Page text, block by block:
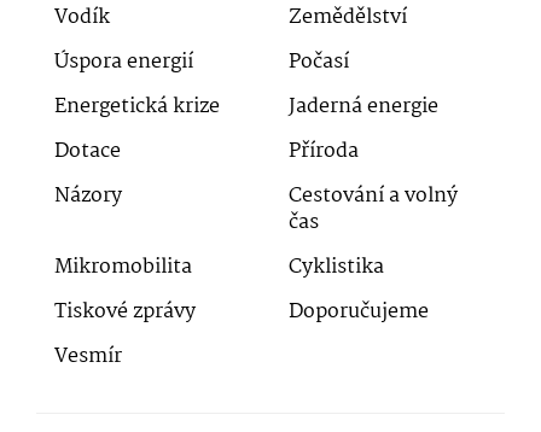
Vodík
Zemědělství
Úspora energií
Počasí
Energetická krize
Jaderná energie
Dotace
Příroda
Názory
Cestování a volný
čas
Mikromobilita
Cyklistika
Tiskové zprávy
Doporučujeme
Vesmír